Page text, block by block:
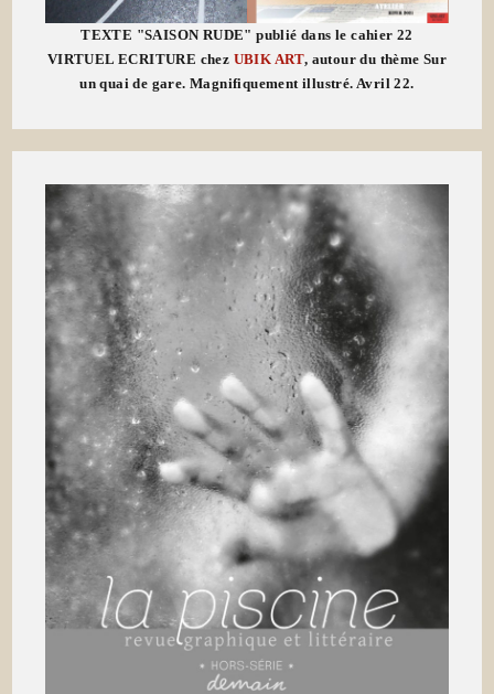
TEXTE "SAISON RUDE" publié dans le cahier 22
VIRTUEL ECRITURE chez UBIK ART, autour du thème Sur
un quai de gare. Magnifiquement illustré. Avril 22.